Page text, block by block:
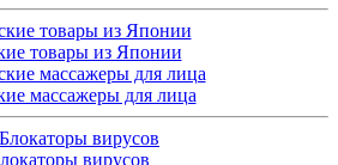
товары из Японии
массажеры для лица
вирусов